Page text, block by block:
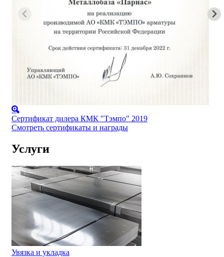
Сертификат дилера КМК "Тэмпо" 2019
Смотреть сертификаты и награды
Услуги
Увязка и укладка